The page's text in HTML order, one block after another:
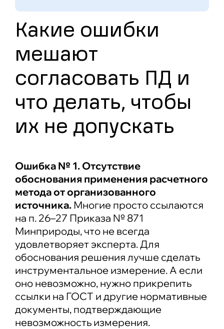
Какие ошибки
мешают
согласовать ПД и
что делать, чтобы
их не допускать
Ошибка № 1. Отсутствие
обоснования применения расчетного
метода от организованного
источника. Многие просто ссылаются
на п. 26–27 Приказа № 871
Минприроды, что не всегда
удовлетворяет эксперта. Для
обоснования решения лучше сделать
инструментальное измерение. А если
оно невозможно, нужно прикрепить
ссылки на ГОСТ и другие нормативные
документы, подтверждающие
невозможность измерения.